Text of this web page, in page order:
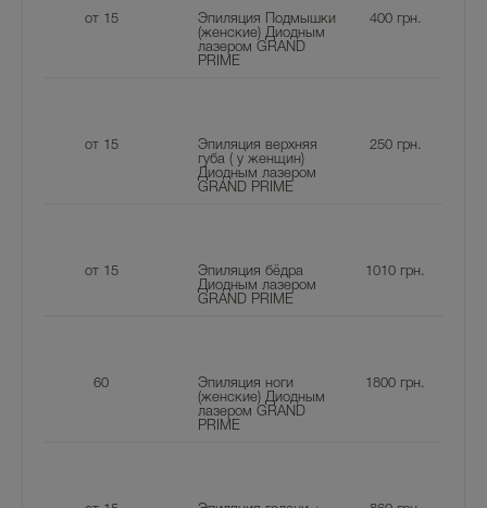
от 15
Эпиляция Подмышки
(женские) Диодным
лазером GRAND
PRIME
400грн.
от 15
Эпиляция верхняя
губа ( у женщин)
Диодным лазером
GRAND PRIME
250грн.
от 15
Эпиляция бёдра
Диодным лазером
GRAND PRIME
1010 грн.
60
Эпиляция ноги
(женские) Диодным
лазером GRAND
PRIME
1800 грн.